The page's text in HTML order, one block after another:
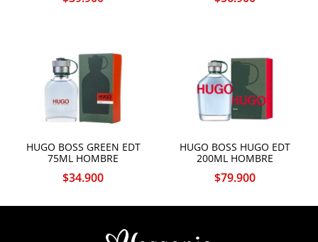
HUGO BOSS GREEN EDT
75ML HOMBRE
$34.900
HUGO BOSS HUGO EDT
200ML HOMBRE
$79.900